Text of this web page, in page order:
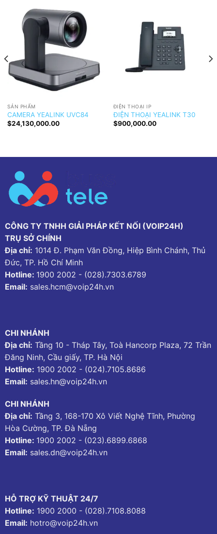
SẢN PHẨM
CAMERA YEALINK UVC84
$24,130,000.00
ĐIỆN THOẠI IP
ĐIỆN THOẠI YEALINK T30
$900,000.00
CÔNG TY TNHH GIẢI PHÁP KẾT NỐI (VOIP24H)
TRỤ SỞ CHÍNH
Địa chỉ: 1014 Đ. Phạm Văn Đồng, Hiệp Bình Chánh, Thủ
Đức, TP. Hồ Chí Minh
Hotline: 1900 2002 - (028).7303.6789
Email: sales.hcm@voip24h.vn
CHI NHÁNH
Địa chỉ: Tầng 10 - Tháp Tây, Toà Hancorp Plaza, 72 Trần
Đăng Ninh, Cầu giấy, TP. Hà Nội
Hotline: 1900 2002 - (024).7105.8686
Email: sales.hn@voip24h.vn
CHI NHÁNH
Địa chỉ: Tầng 3, 168-170 Xô Viết Nghệ Tĩnh, Phường
Hòa Cường, TP. Đà Nẵng
Hotline: 1900 2002 - (023).6899.6868
Email: sales.dn@voip24h.vn
HỖ TRỢ KỸ THUẬT 24/7
Hotline: 1900 2000 - (028).7108.8088
Email: hotro@voip24h.vn